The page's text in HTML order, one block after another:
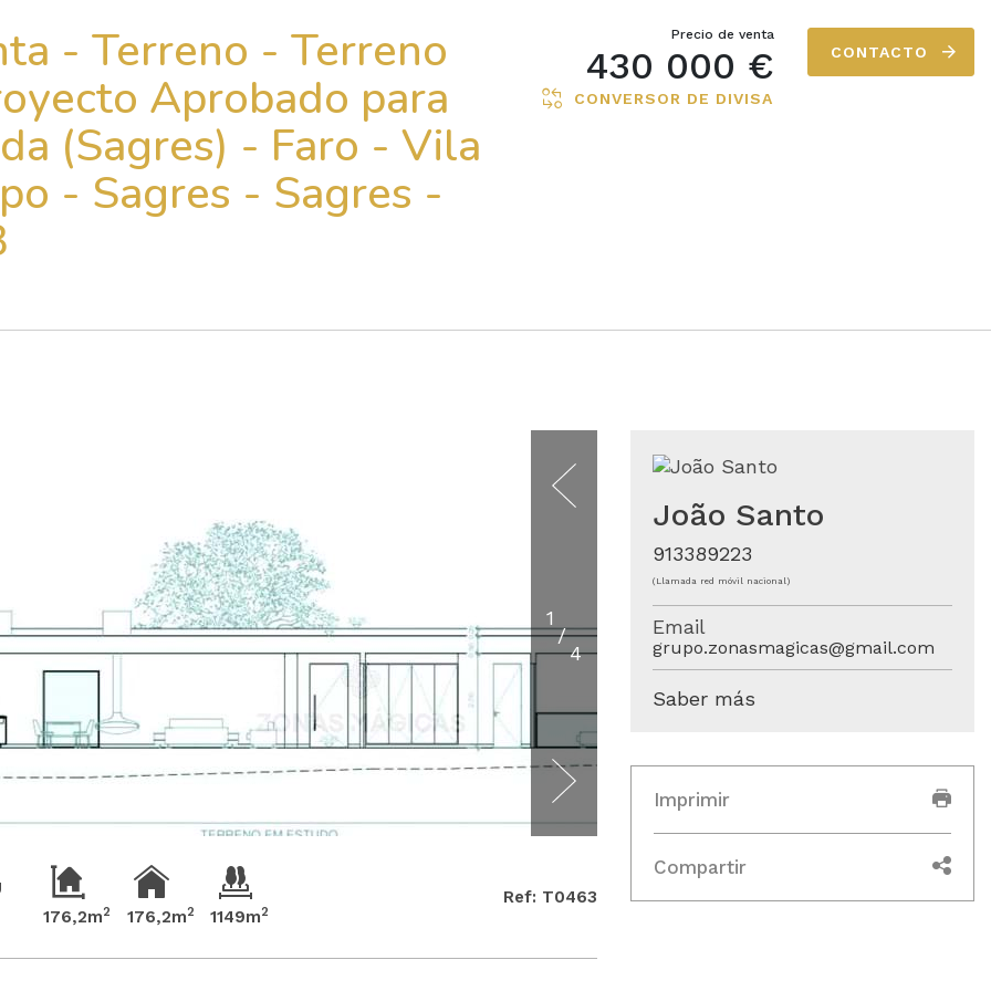
- Terreno - Terreno
Aprobado para
(Sagres) - Faro - Vila
- Sagres - Sagres -
Precio de venta
430 000 €
CONVERSOR DE DIVISA
CONTACTO
1
/
4
176,2m2 176,2m2 1149m2
Ref: T0463
João Santo
913389223
(Llamada red móvil nacional)
Email
grupo.zonasmagicas@gmail.com
Saber más
Imprimir
Compartir